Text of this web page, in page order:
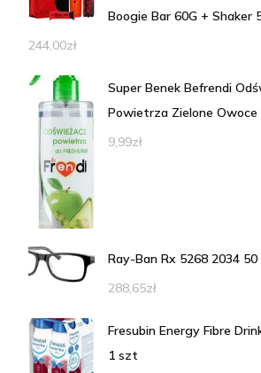
Boogie Bar 60G + Shaker
244,00zł
Super Benek Befrendi
Powietrza Zielone Owoce
9,99zł
Ray-Ban Rx 5268 2034 50
288,65zł
Fresubin Energy Fibre
1 szt